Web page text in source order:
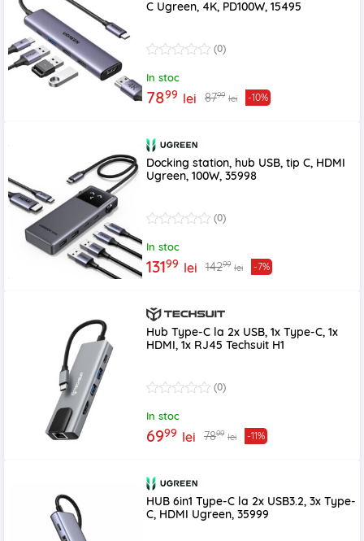
C Ugreen, 4K, PD100W, 15495
(0)
In stoc
7899 lei 8799 lei -10%
Docking station, hub USB, tip C, HDMI
Ugreen, 100W, 35998
(0)
In stoc
13199 lei 14299 lei -7%
Hub Type-C la 2x USB, 1x Type-C, 1x
HDMI, 1x RJ45 Techsuit H1
(0)
In stoc
6999 lei 7899 lei -11%
HUB 6in1 Type-C la 2x USB3.2, 3x Type-
C, HDMI Ugreen, 35999